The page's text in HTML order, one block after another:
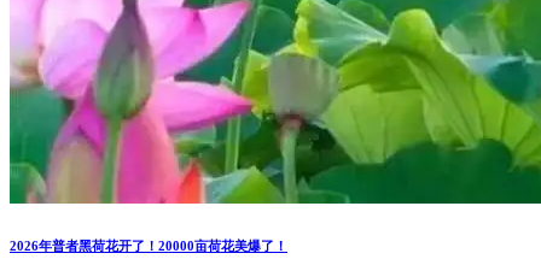
2026年普者黑荷花开了！20000亩荷花美爆了！